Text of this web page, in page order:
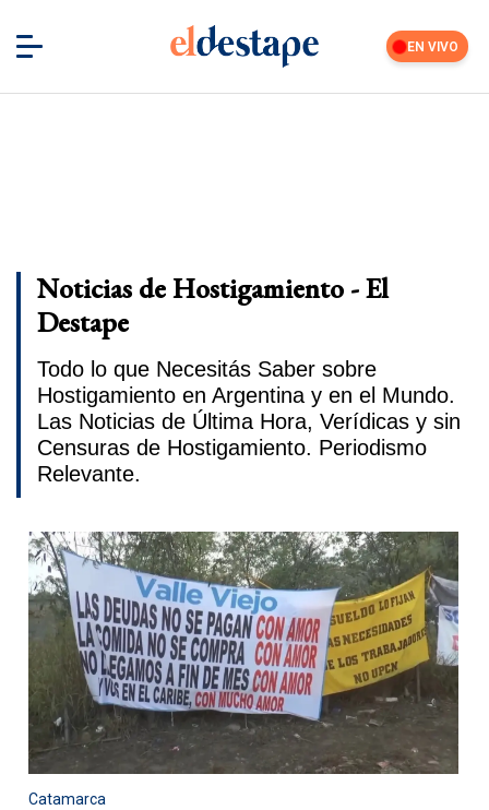
EN VIVO
Noticias de Hostigamiento - El
Destape
Todo lo que Necesitás Saber sobre
Hostigamiento en Argentina y en el Mundo.
Las Noticias de Última Hora, Verídicas y sin
Censuras de Hostigamiento. Periodismo
Relevante.
Catamarca